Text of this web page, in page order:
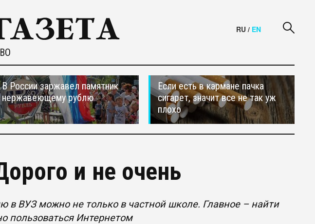
RU / EN
В России заржавел памятник
нержавеющему рублю
Если есть в кармане пачка
сигарет, значит все не так уж
плохо
и не очень
в ВУЗ можно не только в частной школе. Главное – найти
пользоваться Интернетом